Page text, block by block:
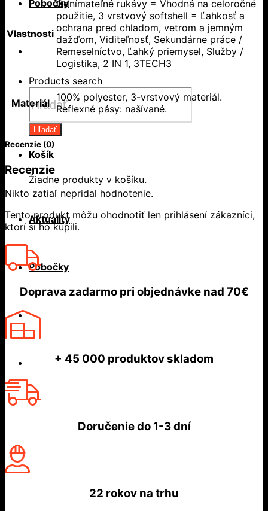
Pobočky
Products search
Hľadať
Košík
Žiadne produkty v košíku.
Aktuality
Pobočky
Vlastnosti
Odnímateľné rukávy = Vhodná na celoročné
použitie, 3 vrstvový softshell = Ľahkosť a
ochrana pred chladom, vetrom a jemným
dažďom, Viditeľnosť, Sekundárne práce /
Remeselníctvo, Ľahký priemysel, Služby /
Logistika, 2 IN 1, 3TECH3
Materiál
100% polyester, 3-vrstvový materiál.
Reflexné pásy: našívané.
Recenzie (0)
Recenzie
Nikto zatiaľ nepridal hodnotenie.
Tento produkt môžu ohodnotiť len prihlásení zákazníci,
ktorí si ho kúpili.
Doprava zadarmo pri objednávke nad 70€
+ 45 000 produktov skladom
Doručenie do1-3 dní
22 rokov na trhu